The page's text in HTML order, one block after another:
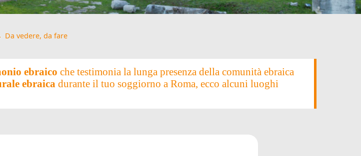
Da vedere, da fare
ebraico che testimonia la lunga presenza della comunità ebraica
ebraica durante il tuo soggiorno a Roma, ecco alcuni luoghi